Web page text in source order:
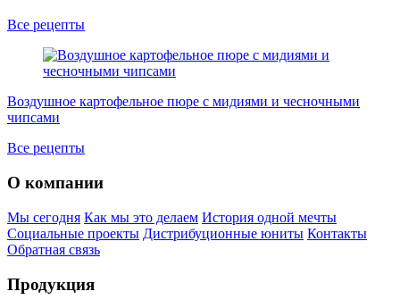
Все рецепты
Воздушное картофельное пюре с мидиями и чесночными
чипсами
Все рецепты
О компании
Мы сегодня Как мы это делаем История одной мечты
Социальные проекты Дистрибуционные юниты Контакты
Обратная связь
Продукция